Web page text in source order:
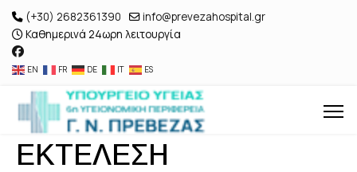
(+30) 2682361390
info@prevezahospital.gr
Καθημερινά 24ωρη λειτουργία
EN FR DE IT ES
ΕΚΤΕΛΕΣΗ